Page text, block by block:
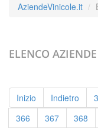
AziendeVinicole.it
ELENCO
Inizio Indietro
366
367 368